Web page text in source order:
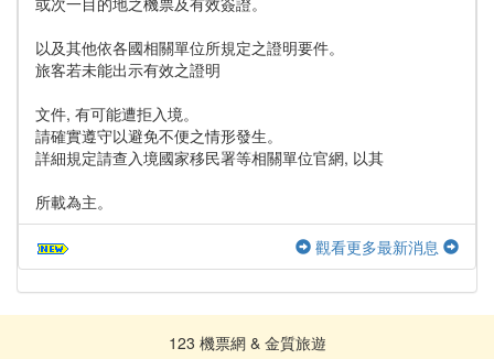
以及其他依各國相關單位所規定之證明要件。
旅客若未能出示有效之證明
文件, 有可能遭拒入境。
請確實遵守以避免不便之情形發生。
詳細規定請查入境國家移民署等相關單位官網, 以其
所載為主。
觀看更多最新消息
123 機票網 & 金質旅遊